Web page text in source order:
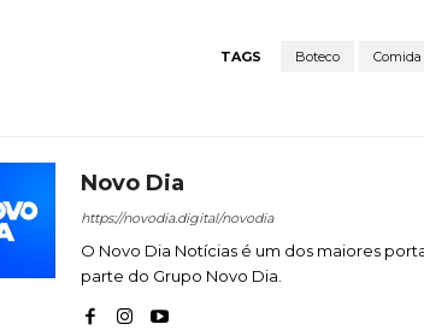
TAGS Boteco Comida
Novo Dia
https://novodia.digital/novodia
O Novo Dia Notícias é um dos maiores
parte do Grupo Novo Dia.